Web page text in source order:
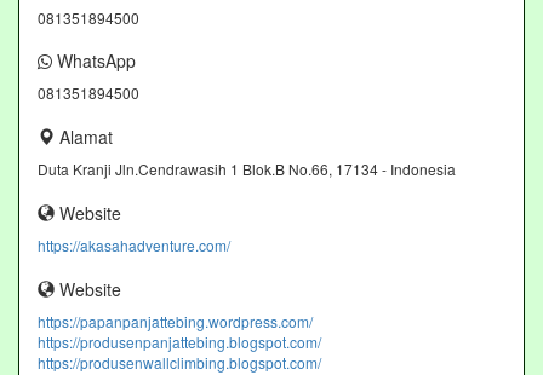
081351894500
WhatsApp
081351894500
Alamat
Duta Kranji Jln.Cendrawasih 1 Blok.B No.66, 17134 - Indonesia
Website
https://akasahadventure.com/
Website
https://papanpanjattebing.wordpress.com/
https://produsenpanjattebing.blogspot.com/
https://produsenwallclimbing.blogspot.com/